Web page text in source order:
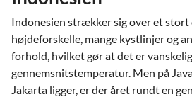
Indonesien strækker sig over et stort
højdeforskelle, mange kystlinjer og
forhold, hvilket gør at det er
gennemsnitstemperatur. Men på
Jakarta ligger, er der året rundt en